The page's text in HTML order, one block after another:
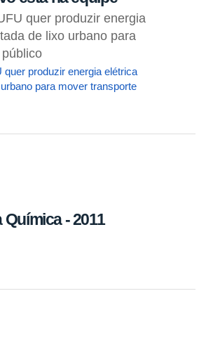
quer produzir energia
de lixo urbano para
produzir energia elétrica
para mover transporte
Química - 2011